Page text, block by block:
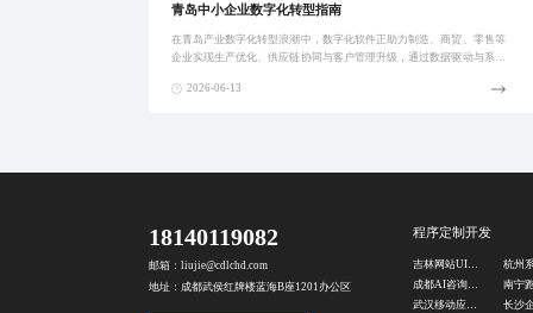
青岛中小企业数字化转型指南
在青岛产业数字化转型浪潮中，数字化软件正助力制造、商贸、零售等
企业实现生产优化、供应链协同与客户管理升级，通过数据驱动与系统
等方面带来可量
2026-06-13
18140119082
邮箱：liujie@cdlchd.com
地址：成都武侯红牌楼蓝海B座1201办公区
程序定制开发
吉林网站UI设计
杭州
成都AI咨询公司
武汉移动应用制作